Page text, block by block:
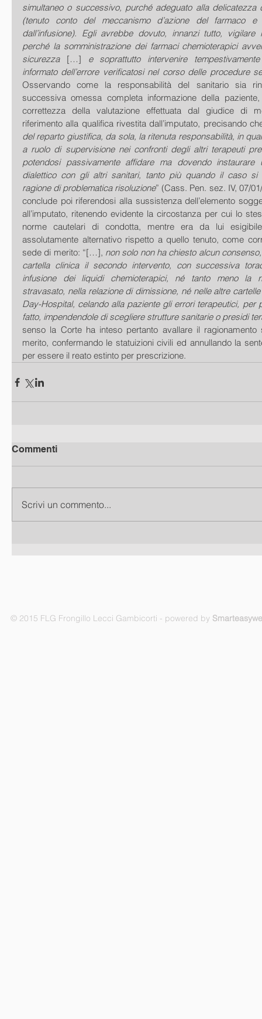
simultaneo o successivo, purché adeguato alla delicatezza
(tenuto conto del meccanismo d’azione del farmaco
dall’infusione). Egli avrebbe dovuto, innanzi tutto, vigilare
perché la somministrazione dei farmaci chemioterapici
sicurezza […] e soprattutto intervenire
informato dell’errore verificatosi nel corso delle procedure
Osservando come la responsabilità del sanitario sia
successiva omessa completa informazione della
correttezza della valutazione effettuata dal giudice di
riferimento alla qualifica rivestita dall’imputato, precisando
del reparto giustifica, da sola, la ritenuta responsabilità, in
a ruolo di supervisione nei confronti degli altri terapeuti
potendosi passivamente affidare ma dovendo
dialettico con gli altri sanitari, tanto più quando il caso si
ragione di problematica risoluzione” (Cass. Pen. sez. IV, 07/
conclude poi riferendosi alla sussistenza dell’elemento
all’imputato, ritenendo evidente la circostanza per cui lo
norme cautelari di condotta, mentre era da lui
assolutamente alternativo rispetto a quello tenuto, come
sede di merito: “[…], non solo non ha chiesto alcun
cartella clinica il secondo intervento, con successiva
infusione dei liquidi chemioterapici, né tanto meno la
stravasato, nella relazione di dimissione, né nelle altre
Day-Hospital, celando alla paziente gli errori terapeutici, per
fatto, impendendole di scegliere strutture sanitarie o presidi
senso la Corte ha inteso pertanto avallare il
merito, confermando le statuizioni civili ed annullando la
per essere il reato estinto per prescrizione.
Commenti
Scrivi un commento...
© 2015 FLG Frongillo Lecci Gambicorti - powered by